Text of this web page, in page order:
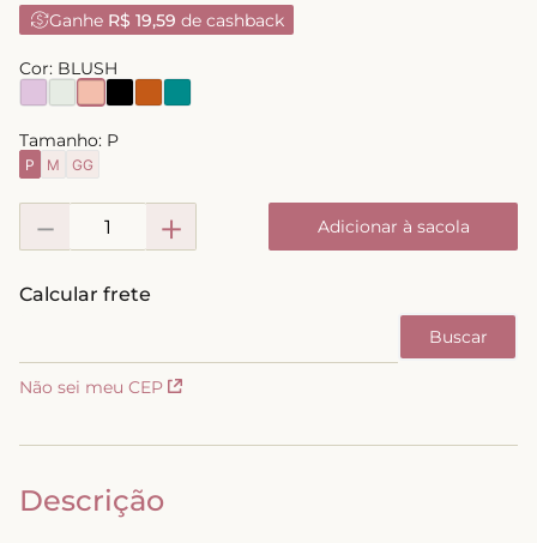
Ganhe R$ 19,59 de cashback
Cor: BLUSH
Tamanho: P
P M GG
＋
－ Adicionar à sacola
Não sei meu CEP
Descrição
triangulo
short doll
biquini
10º calcinha